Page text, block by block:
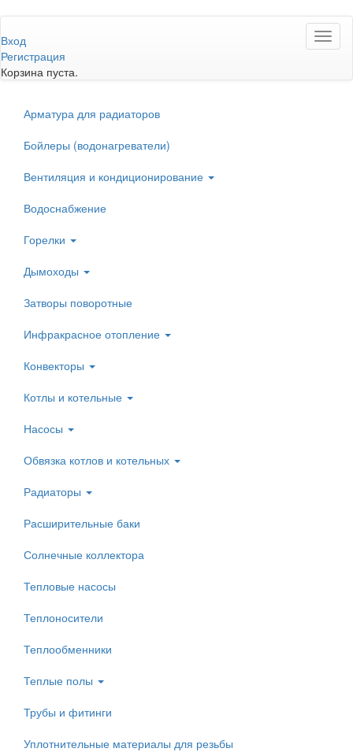
к
основному
содержанию
Вход
Регистрация
Корзина пуста.
Арматура для радиаторов
Бойлеры (водонагреватели)
Вентиляция и кондиционирование
Водоснабжение
Горелки
Дымоходы
Затворы поворотные
Инфракрасное отопление
Конвекторы
Котлы и котельные
Насосы
Обвязка котлов и котельных
Радиаторы
Расширительные баки
Солнечные коллектора
Тепловые насосы
Теплоносители
Теплообменники
Теплые полы
Трубы и фитинги
Уплотнительные материалы для резьбы